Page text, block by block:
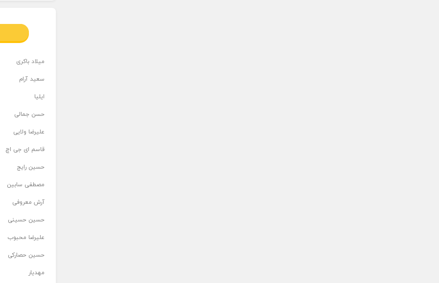
میلاد باکری
سعید آرام
ایلیا
حسن جمالی
علیرضا ولایی
قاسم ای جی اچ
حسین رایج
مصطفی سابین
آرش معروفی
حسین حسینی
علیرضا محبوب
حسین حصارکی
مهدیار